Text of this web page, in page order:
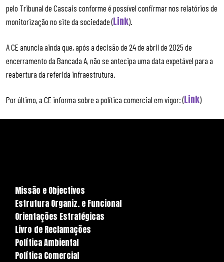
pelo Tribunal de Cascais conforme é possível confirmar nos relatórios de
monitorização no site da sociedade (Link).
A CE anuncia ainda que, após a decisão de 24 de abril de 2025 de
encerramento da Bancada A, não se antecipa uma data expetável para a
reabertura da referida infraestrutura.
Por último, a CE informa sobre a política comercial em vigor: (Link)
Missão e Objectivos
Estrutura Organiz. e Funcional
Orientações Estratégicas
Livro de Reclamações
Política Ambiental
Política Comercial